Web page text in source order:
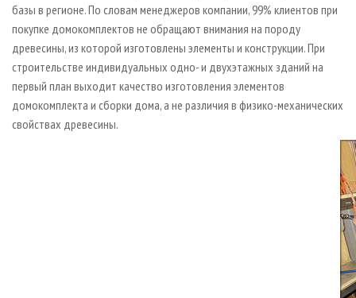
базы в регионе. По словам менеджеров компании, 99% клиентов при
покупке домокомплектов не обращают внимания на породу
древесины, из которой изготовлены элементы и конструкции. При
строительстве индивидуальных одно- и двухэтажных зданий на
первый план выходит качество изготовления элементов
домокомплекта и сборки дома, а не различия в физико-механических
свойствах древесины.